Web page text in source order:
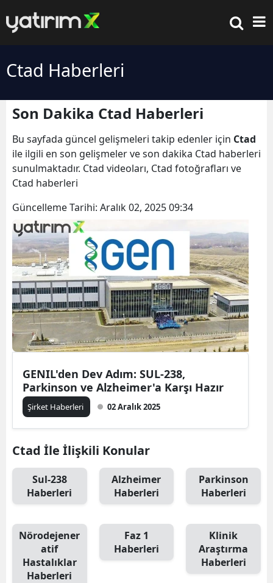
Ctad Haberleri
Son Dakika Ctad Haberleri
Bu sayfada güncel gelişmeleri takip edenler için Ctad
ile ilgili en son gelişmeler ve son dakika Ctad haberleri
sunulmaktadır. Ctad videoları, Ctad fotoğrafları ve
Ctad haberleri
Güncelleme Tarihi: Aralık 02, 2025 09:34
GENIL'den Dev Adım: SUL-238,
Parkinson ve Alzheimer'a Karşı Hazır
Şirket Haberleri 02 Aralık 2025
Ctad İle İlişkili Konular
Sul-238
Haberleri
Alzheimer
Haberleri
Parkinson
Haberleri
Nörodejener
atif
Hastalıklar
Haberleri
Faz 1
Haberleri
Klinik
Araştırma
Haberleri